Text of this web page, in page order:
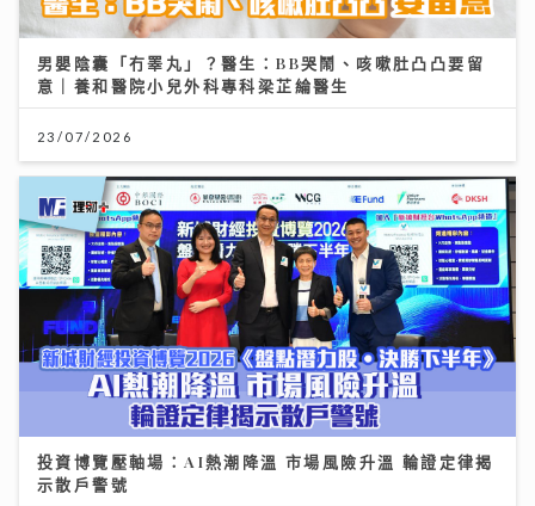
男嬰陰囊「冇睪丸」？醫生：BB哭鬧、咳嗽肚凸凸要留
意｜養和醫院小兒外科專科梁芷綸醫生
23/07/2026
投資博覽壓軸場：AI熱潮降溫 市場風險升溫 輪證定律揭
示散戶警號